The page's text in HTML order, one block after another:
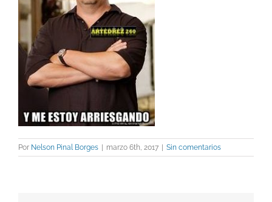
Por Nelson Pinal Borges | marzo 6th, 2017 | Sin comentarios